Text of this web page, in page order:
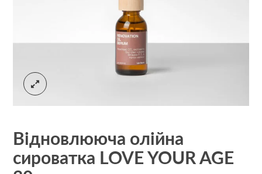
Відновлююча олійна
сироватка LOVE YOUR AGE